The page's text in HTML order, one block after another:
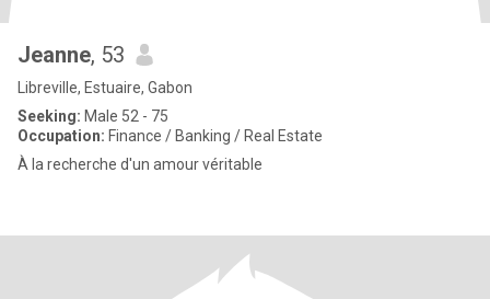
Jeanne, 53
Libreville, Estuaire, Gabon
Seeking: Male 52 - 75
Occupation: Finance / Banking / Real Estate
À la recherche d'un amour véritable